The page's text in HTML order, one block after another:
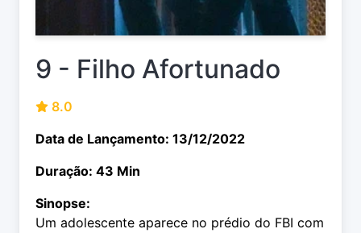
9 - Filho Afortunado
8.0
Data de Lançamento: 13/12/2022
Duração: 43 Min
Sinopse:
Um adolescente aparece no prédio do FBI com